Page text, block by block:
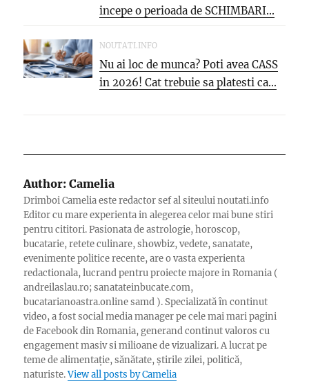
incepe o perioada de SCHIMBARI...
NOUTATI.INFO
Nu ai loc de munca? Poti avea CASS
in 2026! Cat trebuie sa platesti ca...
Author: Camelia
Drimboi Camelia este redactor sef al siteului noutati.info
Editor cu mare experienta in alegerea celor mai bune stiri
pentru cititori. Pasionata de astrologie, horoscop,
bucatarie, retete culinare, showbiz, vedete, sanatate,
evenimente politice recente, are o vasta experienta
redactionala, lucrand pentru proiecte majore in Romania (
andreilaslau.ro; sanatateinbucate.com,
bucatarianoastra.online samd ). Specializată în continut
video, a fost social media manager pe cele mai mari pagini
de Facebook din Romania, generand continut valoros cu
engagement masiv si milioane de vizualizari. A lucrat pe
teme de alimentație, sănătate, știrile zilei, politică,
naturiste.View all posts by Camelia